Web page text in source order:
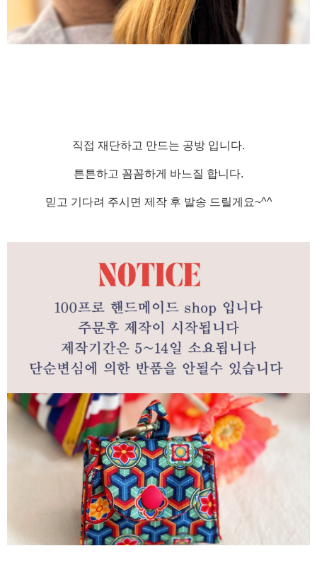
직접 재단하고 만드는 공방 입니다.
튼튼하고 꼼꼼하게 바느질 합니다.
믿고 기다려 주시면 제작 후 발송 드릴게요~^^